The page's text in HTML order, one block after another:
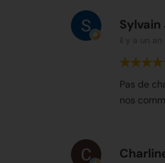
il y a un an
Pas de
nos